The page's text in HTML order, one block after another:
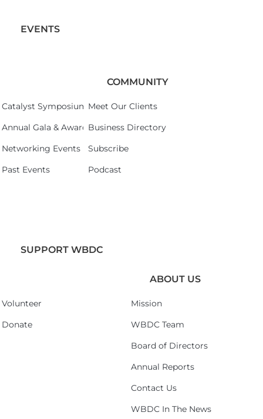
EVENTS
Catalyst Symposium 2026
Annual Gala & Awards Celebration 2026
Networking Events
Past Events
COMMUNITY
Meet Our Clients
Business Directory
Subscribe
Podcast
SUPPORT WBDC
Volunteer
Donate
ABOUT US
Mission
WBDC Team
Board of Directors
Annual Reports
Contact Us
WBDC In The News